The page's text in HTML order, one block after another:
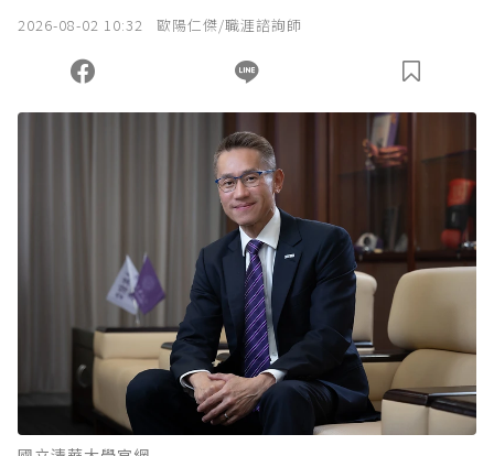
您當前剩餘 U 利點數：0點；前往 購買點數
2026-08-02 10:32 歐陽仁傑/職涯諮詢師